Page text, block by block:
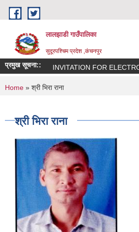
Skip to main content
लालझाडी गाउँपालिका
सुदूरपश्चिम प्रदेश ,कंचनपुर
प्रमुख सूचना:: INVITATION FOR
You are here
Home » श्री भिरा राना
श्री भिरा राना